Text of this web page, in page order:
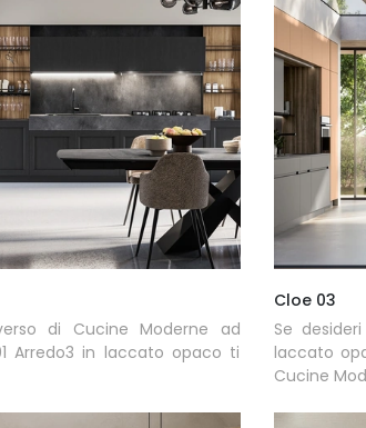
di Cucine Moderne ad
Arredo3 in laccato opaco ti
Cloe 03
Se
laccato
Cucine